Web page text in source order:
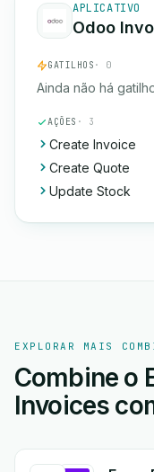
APLICATIVO
Odoo
GATILHOS · 0
Ainda não há
AÇÕES · 3
Create Invoice
Create Quote
Update Stock
EXPLORAR MAIS
Combine o
Invoices